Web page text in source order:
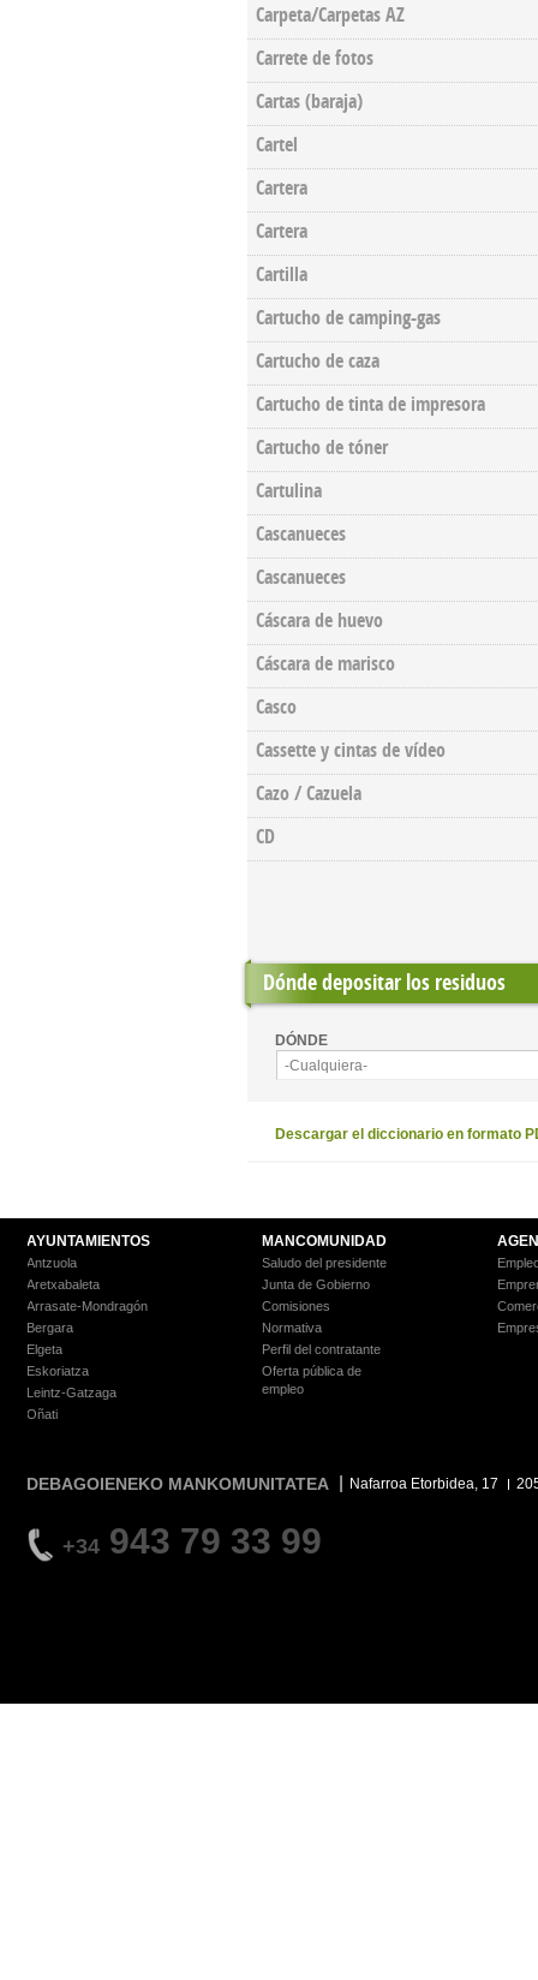
Carpeta/Carpetas AZ
Carrete de fotos
Cartas (baraja)
Cartel
Cartera
Cartera
Cartilla
Cartucho de camping-gas
Cartucho de caza
Cartucho de tinta de impresora
Cartucho de tóner
Cartulina
Cascanueces
Cascanueces
Cáscara de huevo
Cáscara de marisco
Casco
Cassette y cintas de vídeo
Cazo / Cazuela
CD
Dónde depositar los residuos
DÓNDE
-Cualquiera-
Descargar el diccionario en formato
AYUNTAMIENTOS
Antzuola
Aretxabaleta
Arrasate-Mondragón
Bergara
Elgeta
Eskoriatza
Leintz-Gatzaga
Oñati
MANCOMUNIDAD
Saludo del presidente
Junta de Gobierno
Comisiones
Normativa
Perfil del contratante
Oferta pública de
empleo
DEBAGOIENEKO MANKOMUNITATEA Nafarroa Etorbidea, 17
+34 943 79 33 99